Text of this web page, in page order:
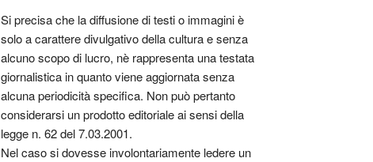
Si precisa che la diffusione di testi o immagini è
solo a carattere divulgativo della cultura e senza
alcuno scopo di lucro, nè rappresenta una testata
giornalistica in quanto viene aggiornata senza
alcuna periodicità specifica. Non può pertanto
considerarsi un prodotto editoriale ai sensi della
legge n. 62 del 7.03.2001.
Nel caso si dovesse involontariamente ledere un